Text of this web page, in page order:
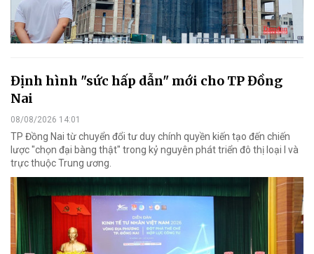
Định hình "sức hấp dẫn" mới cho TP Đồng
Nai
08/08/2026 14:01
TP Đồng Nai từ chuyển đổi tư duy chính quyền kiến tạo đến chiến
lược "chọn đại bàng thật" trong kỷ nguyên phát triển đô thị loại I và
trực thuộc Trung ương.